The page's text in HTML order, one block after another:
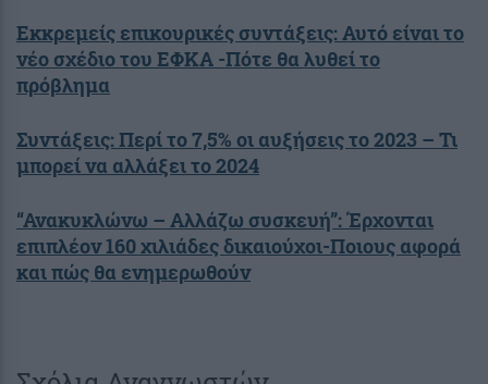
Εκκρεμείς επικουρικές συντάξεις: Αυτό είναι το
νέο σχέδιο του ΕΦΚΑ -Πότε θα λυθεί το
πρόβλημα
Συντάξεις: Περί το 7,5% οι αυξήσεις το 2023 – Τι
μπορεί να αλλάξει το 2024
“Ανακυκλώνω – Αλλάζω συσκευή”: Έρχονται
επιπλέον 160 χιλιάδες δικαιούχοι-Ποιους αφορά
και πώς θα ενημερωθούν